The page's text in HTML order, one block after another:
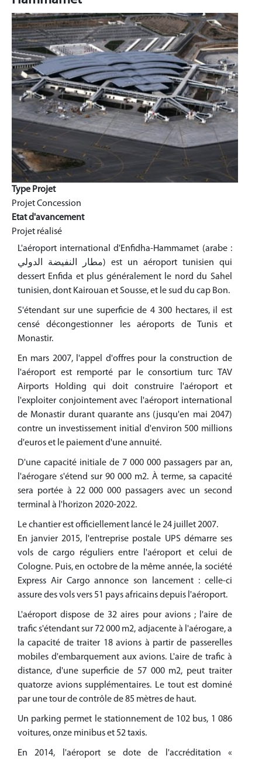
Type Projet
Projet Concession
Etat d'avancement
Projet réalisé
L'aéroport international d'Enfidha-Hammamet (arabe :
مطار النفيضة الدولي) est un aéroport tunisien qui
dessert Enfida et plus généralement le nord du Sahel
tunisien, dont Kairouan et Sousse, et le sud du cap Bon.
S'étendant sur une superficie de 4 300 hectares, il est
censé décongestionner les aéroports de Tunis et
Monastir.
En mars 2007, l'appel d'offres pour la construction de
l'aéroport est remporté par le consortium turc TAV
Airports Holding qui doit construire l'aéroport et
l'exploiter conjointement avec l'aéroport international
de Monastir durant quarante ans (jusqu'en mai 2047)
contre un investissement initial d'environ 500 millions
d'euros et le paiement d'une annuité.
D'une capacité initiale de 7 000 000 passagers par an,
l'aérogare s'étend sur 90 000 m2. À terme, sa capacité
sera portée à 22 000 000 passagers avec un second
terminal à l'horizon 2020-2022.
Le chantier est officiellement lancé le 24 juillet 2007.
En janvier 2015, l'entreprise postale UPS démarre ses
vols de cargo réguliers entre l'aéroport et celui de
Cologne. Puis, en octobre de la même année, la société
Express Air Cargo annonce son lancement : celle-ci
assure des vols vers 51 pays africains depuis l'aéroport.
L'aéroport dispose de 32 aires pour avions ; l'aire de
trafic s'étendant sur 72 000 m2, adjacente à l'aérogare, a
la capacité de traiter 18 avions à partir de passerelles
mobiles d'embarquement aux avions. L'aire de trafic à
distance, d'une superficie de 57 000 m2, peut traiter
quatorze avions supplémentaires. Le tout est dominé
par une tour de contrôle de 85 mètres de haut.
Un parking permet le stationnement de 102 bus, 1 086
voitures, onze minibus et 52 taxis.
En 2014, l'aéroport se dote de l'accréditation «